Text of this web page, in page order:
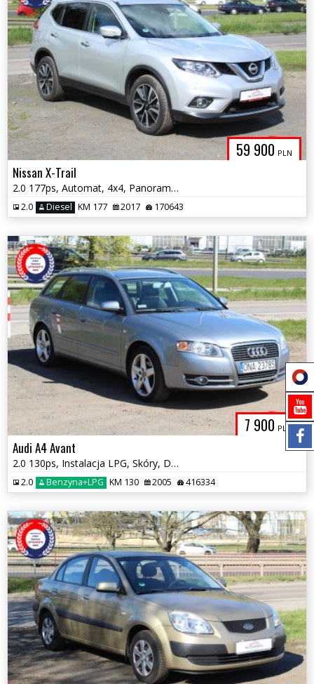
59 900 PLN
Nissan X-Trail
2.0 177ps, Automat, 4x4, Panorama, Nawigacja, Kamera 360, Hak
2.0 Diesel KM 177 2017 170643
7 900 PLN
Audi A4 Avant
2.0 130ps, Instalacja LPG, Skóry, Doinwestowana
2.0 Benzyna+LPG KM 130 2005 416334